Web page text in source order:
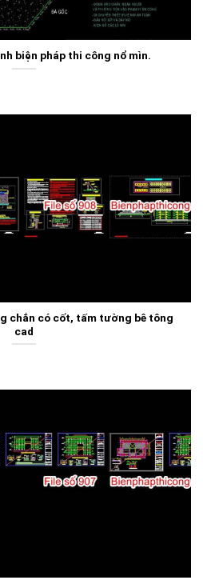
biện pháp thi công nổ mìn.
chắn có cốt, tấm tường bê tông
cad